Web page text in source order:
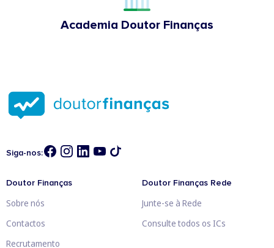
Academia Doutor Finanças
Siga-nos:
Doutor Finanças
Sobre nós
Contactos
Recrutamento
Doutor Finanças Rede
Junte-se à Rede
Consulte todos os ICs